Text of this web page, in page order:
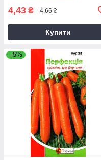
4,43 ₴ 4,66 ₴
Купити
–5%